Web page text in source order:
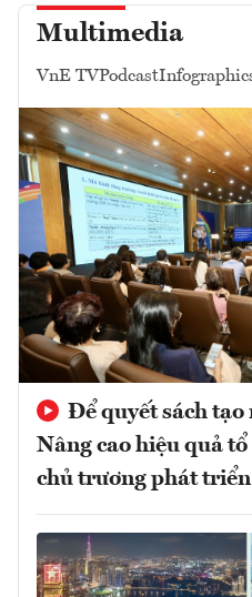
Multimedia
VnE TVPodcast
Để quyết sách
Nâng cao hiệu quả
chủ trương phát